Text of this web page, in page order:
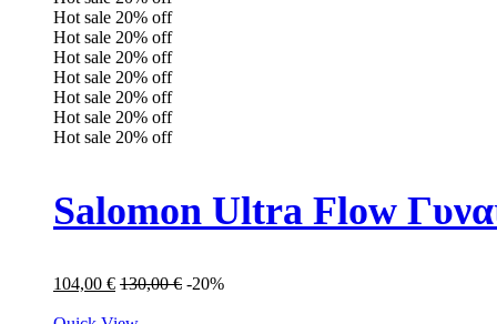
Hot sale 20% off
Hot sale 20% off
Hot sale 20% off
Hot sale 20% off
Hot sale 20% off
Hot sale 20% off
Hot sale 20% off
104,00 € 130,00€ -20%